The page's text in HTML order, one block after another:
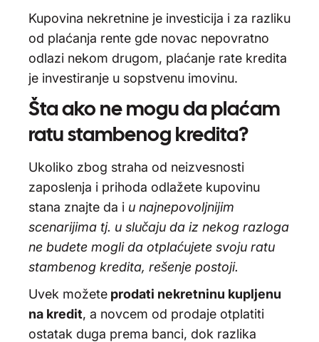
Kupovina nekretnine je investicija i za razliku
od plaćanja rente gde novac nepovratno
odlazi nekom drugom, plaćanje rate kredita
je investiranje u sopstvenu imovinu.
Šta ako ne mogu da plaćam
ratu stambenog kredita?
Ukoliko zbog straha od neizvesnosti
zaposlenja i prihoda odlažete kupovinu
stana znajte da i u najnepovoljnijim
scenarijima tj. u slučaju da iz nekog razloga
ne budete mogli da otplaćujete svoju ratu
stambenog kredita, rešenje postoji.
Uvek možete prodati nekretninu kupljenu
na kredit, a novcem od prodaje otplatiti
ostatak duga prema banci, dok razlika